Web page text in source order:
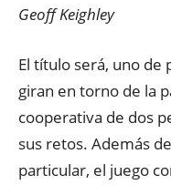
Geoff Keighley
El título será, uno de
giran en torno de la
cooperativa de dos
sus retos. Además
particular, el juego